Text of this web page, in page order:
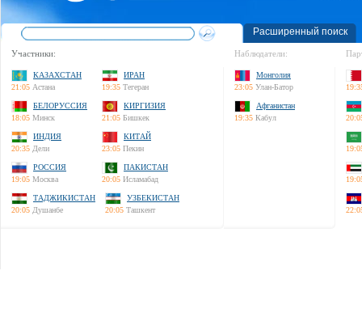
Расширенный поиск
Участники:
КАЗАХСТАН
21:05 Астана
ИРАН
19:35 Тегеран
БЕЛОРУССИЯ
18:05 Минск
КИРГИЗИЯ
21:05 Бишкек
ИНДИЯ
20:35 Дели
КИТАЙ
23:05 Пекин
РОССИЯ
19:05 Москва
ПАКИСТАН
20:05 Исламабад
ТАДЖИКИСТАН
20:05 Душанбе
УЗБЕКИСТАН
20:05 Ташкент
Наблюдатели:
Монголия
23:05 Улан-Батор
Афганистан
19:35 Кабул